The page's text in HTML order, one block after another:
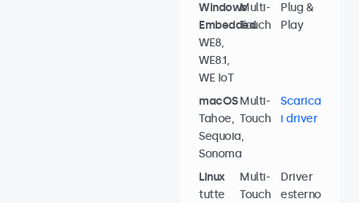
Windows
Embedded
WE8,
WE8.1,
WE IoT
Multi-
Touch
Plug &
Play
macOS
Tahoe,
Sequoia,
Sonoma
Multi-
Touch
Scarica
i driver
Linux
tutte
Multi-
Touch
Driver
esterno